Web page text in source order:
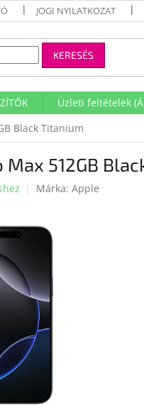
JOGI NYILATKOZAT
KERESÉS
Üzleti feltételek
Black Titanium
Max 512GB
Márka: Apple